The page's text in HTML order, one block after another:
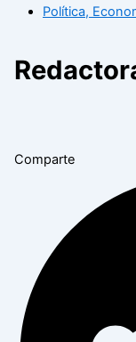
Política,
Comparte